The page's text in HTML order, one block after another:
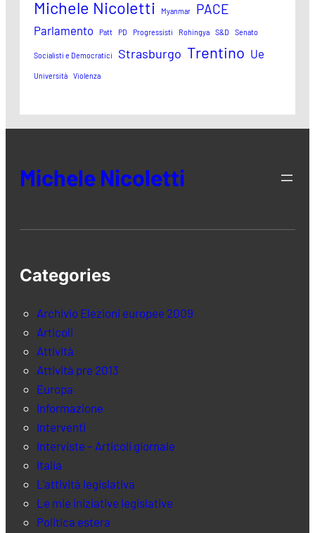
Michele Nicoletti Myanmar PACE
Parlamento Patt PD Progressisti Rohingya S&D Senato
Socialisti e Democratici Strasburgo Trentino Ue
Università Violenza
Michele Nicoletti
Categories
Archivio Elezioni europee 2009
Articoli
Attività
Attività pre 2013
Europa
Informazione
Interventi
Interviste – Articoli giornale
Italia
L'attività legislativa
Le mie iniziative legislative
Politica estera